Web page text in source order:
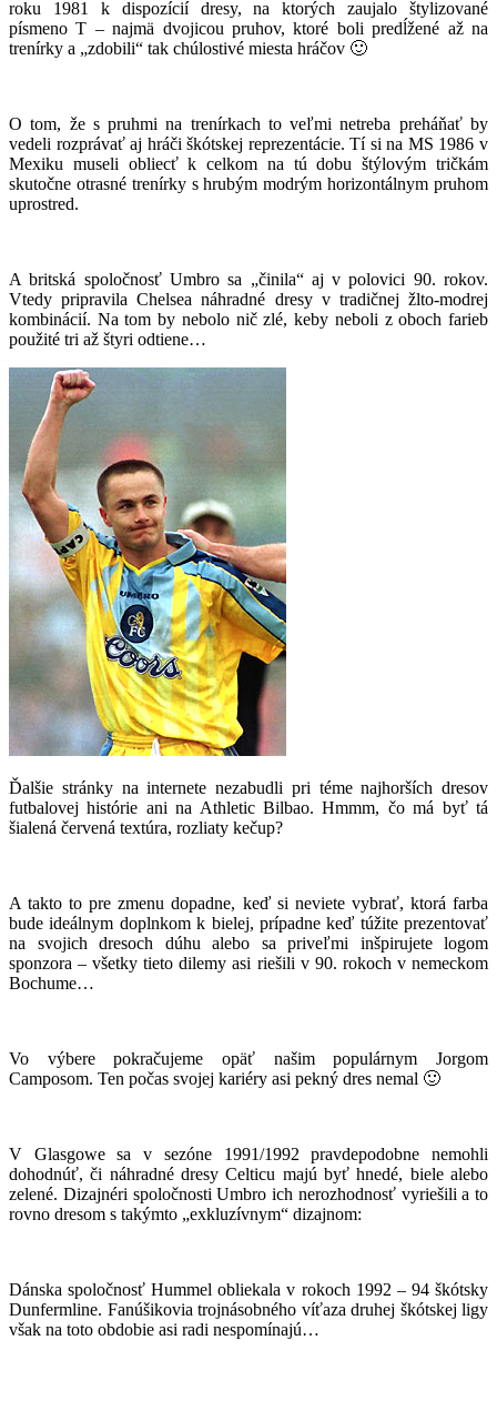
roku 1981 k dispozícií dresy, na ktorých zaujalo štylizované
písmeno T – najmä dvojicou pruhov, ktoré boli predĺžené až na
trenírky a „zdobili“ tak chúlostivé miesta hráčov 🙂
O tom, že s pruhmi na trenírkach to veľmi netreba preháňať by
vedeli rozprávať aj hráči škótskej reprezentácie. Tí si na MS 1986 v
Mexiku museli obliecť k celkom na tú dobu štýlovým tričkám
skutočne otrasné trenírky s hrubým modrým horizontálnym pruhom
uprostred.
A britská spoločnosť Umbro sa „činila“ aj v polovici 90. rokov.
Vtedy pripravila Chelsea náhradné dresy v tradičnej žlto-modrej
kombinácií. Na tom by nebolo nič zlé, keby neboli z oboch farieb
použité tri až štyri odtiene…
Ďalšie stránky na internete nezabudli pri téme najhorších dresov
futbalovej histórie ani na Athletic Bilbao. Hmmm, čo má byť tá
šialená červená textúra, rozliaty kečup?
A takto to pre zmenu dopadne, keď si neviete vybrať, ktorá farba
bude ideálnym doplnkom k bielej, prípadne keď túžite prezentovať
na svojich dresoch dúhu alebo sa priveľmi inšpirujete logom
sponzora – všetky tieto dilemy asi riešili v 90. rokoch v nemeckom
Bochume…
Vo výbere pokračujeme opäť našim populárnym Jorgom
Camposom. Ten počas svojej kariéry asi pekný dres nemal 🙂
V Glasgowe sa v sezóne 1991/1992 pravdepodobne nemohli
dohodnúť, či náhradné dresy Celticu majú byť hnedé, biele alebo
zelené. Dizajnéri spoločnosti Umbro ich nerozhodnosť vyriešili a to
rovno dresom s takýmto „exkluzívnym“ dizajnom:
Dánska spoločnosť Hummel obliekala v rokoch 1992 – 94 škótsky
Dunfermline. Fanúšikovia trojnásobného víťaza druhej škótskej ligy
však na toto obdobie asi radi nespomínajú…